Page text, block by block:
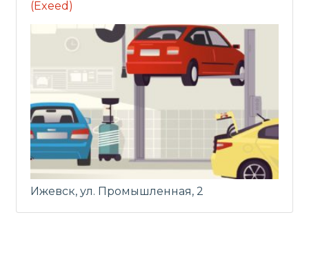
(Exeed)
Ижевск, ул. Промышленная, 2